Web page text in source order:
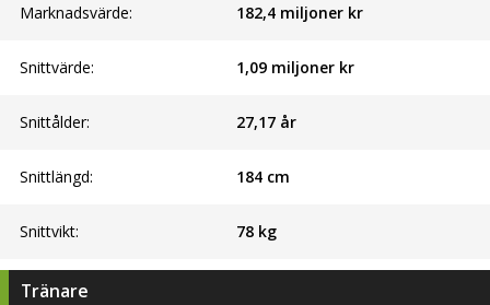
Marknadsvärde: 182,4 miljoner kr
Snittvärde: 1,09 miljoner kr
Snittålder: 27,17 år
Snittlängd: 184 cm
Snittvikt: 78 kg
Tränare